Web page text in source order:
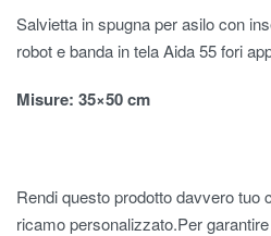
Salvietta in spugna per asilo con
robot e banda in tela Aida 55 fori
Misure: 35×50 cm
Rendi questo prodotto davvero tuo
ricamo personalizzato.Per